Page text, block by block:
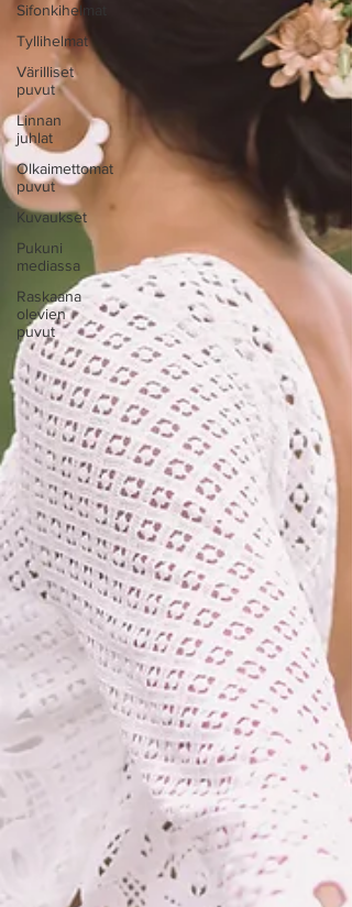
Sifonkihelmat
Tyllihelmat
Värilliset
puvut
Linnan
juhlat
Olkaimettomat
puvut
Kuvaukset
Pukuni
mediassa
Raskaana
olevien
puvut